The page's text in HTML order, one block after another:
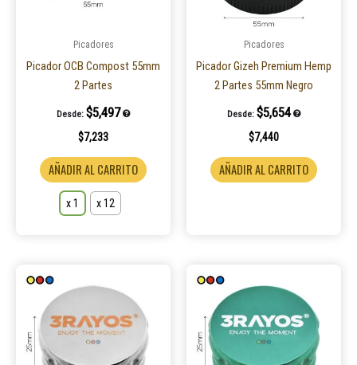
Picadores
Picador OCB Compost 55mm
2 Partes
Desde: $5,497
$7,233
AÑADIR AL CARRITO
elegir
x 1 x 12
Picadores
Picador Gizeh Premium Hemp
2 Partes 55mm Negro
Desde: $5,654
$7,440
AÑADIR AL CARRITO